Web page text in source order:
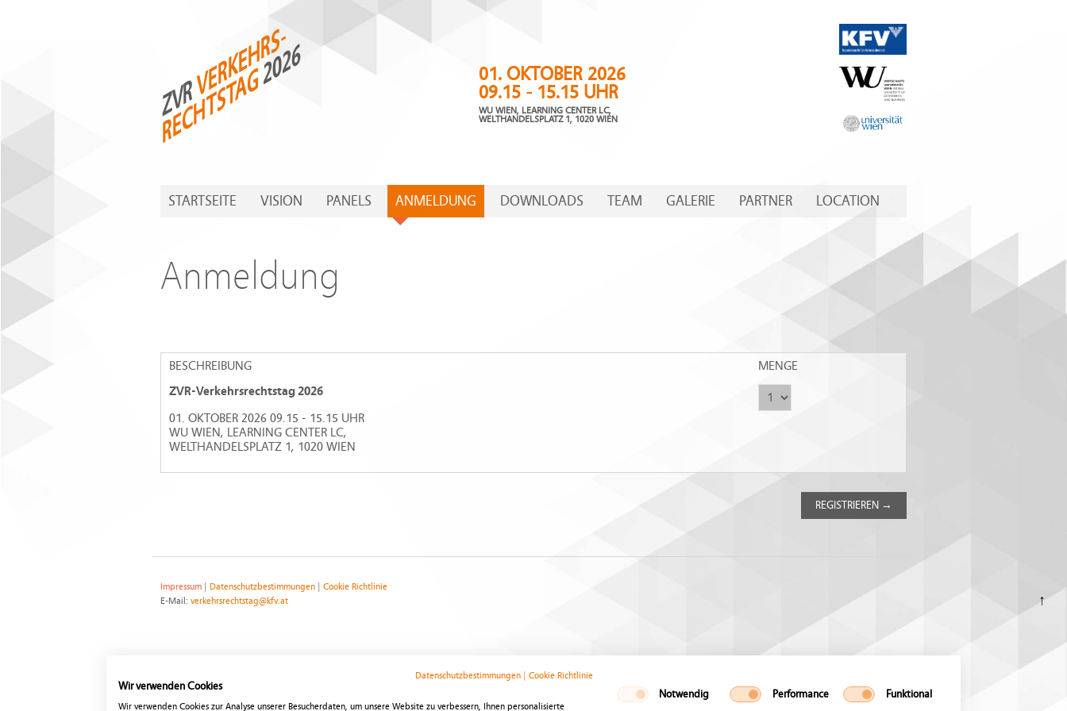
Datenschutzbestimmungen| Cookie Richtlinie
Wir verwenden Cookies
Wir verwenden Cookies zur Analyse unserer Besucherdaten, um unsere Website zu verbessern, Ihnen personalisierte
Notwendig Performance Funktional
ZVRVERKEHRS-
RECHTSTAG2026
01. OKTOBER 2026
09.15 - 15.15 UHR
WU WIEN, LEARNING CENTER LC,
WELTHANDELSPLATZ 1, 1020 WIEN
STARTSEITE VISION PANELS ANMELDUNG DOWNLOADS TEAM GALERIE PARTNER LOCATION
Anmeldung
BESCHREIBUNG
MENGE
ZVR-Verkehrsrechtstag 2026
01. OKTOBER 2026 09.15 - 15.15 UHR
WU WIEN, LEARNING CENTER LC,
WELTHANDELSPLATZ 1, 1020 WIEN
Impressum Datenschutzbestimmungen
Cookie Richtlinie
E-Mail: verkehrsrechtstag@kfv.at ↑